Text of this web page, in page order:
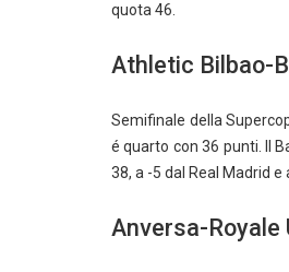
quota 46.
Athletic Bilbao-
Semifinale della
é quarto con 36 punti. Il
38, a -5 dal Real Madrid e
Anversa-Royale